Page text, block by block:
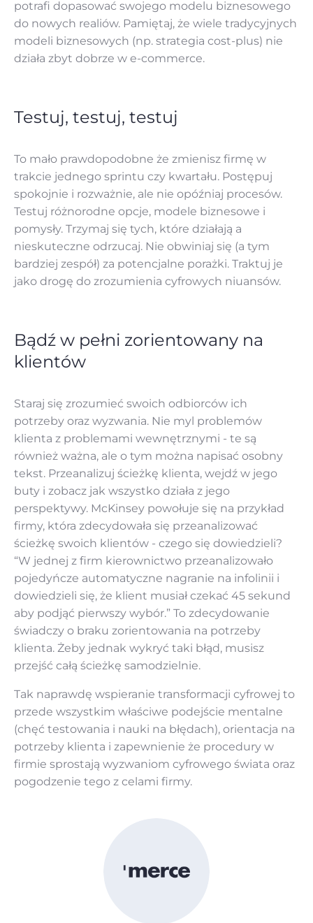
potrafi dopasować swojego modelu biznesowego
do nowych realiów. Pamiętaj, że wiele tradycyjnych
modeli biznesowych (np. strategia cost-plus) nie
działa zbyt dobrze w e-commerce.
Testuj, testuj, testuj
To mało prawdopodobne że zmienisz firmę w
trakcie jednego sprintu czy kwartału. Postępuj
spokojnie i rozważnie, ale nie opóźniaj procesów.
Testuj różnorodne opcje, modele biznesowe i
pomysły. Trzymaj się tych, które działają a
nieskuteczne odrzucaj. Nie obwiniaj się (a tym
bardziej zespół) za potencjalne porażki. Traktuj je
jako drogę do zrozumienia cyfrowych niuansów.
Bądź w pełni zorientowany na
klientów
Staraj się zrozumieć swoich odbiorców ich
potrzeby oraz wyzwania. Nie myl problemów
klienta z problemami wewnętrznymi - te są
również ważna, ale o tym można napisać osobny
tekst. Przeanalizuj ścieżkę klienta, wejdź w jego
buty i zobacz jak wszystko działa z jego
perspektywy. McKinsey powołuje się na przykład
firmy, która zdecydowała się przeanalizować
ścieżkę swoich klientów - czego się dowiedzieli?
“W jednej z firm kierownictwo przeanalizowało
pojedyńcze automatyczne nagranie na infolinii i
dowiedzieli się, że klient musiał czekać 45 sekund
aby podjąć pierwszy wybór.” To zdecydowanie
świadczy o braku zorientowania na potrzeby
klienta. Żeby jednak wykryć taki błąd, musisz
przejść całą ścieżkę samodzielnie.
Tak naprawdę wspieranie transformacji cyfrowej to
przede wszystkim właściwe podejście mentalne
(chęć testowania i nauki na błędach), orientacja na
potrzeby klienta i zapewnienie że procedury w
firmie sprostają wyzwaniom cyfrowego świata oraz
pogodzenie tego z celami firmy.